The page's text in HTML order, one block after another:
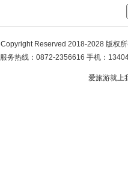
Copyright Reserved 2018-2028 版权
服务热线：0872-2356616 手机：
爱旅游就上